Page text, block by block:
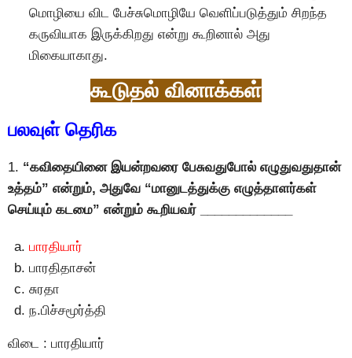
மொழியை விட பேச்சுமொழியே வெளிப்படுத்தும் சிறந்த
கருவியாக இருக்கிறது என்று கூறினால் அது
மிகையாகாது.
கூடுதல் வினாக்கள்
பலவுள் தெரிக
1. “கவிதையினை இயன்றவரை பேசுவதுபோல் எழுதுவதுதான்
உத்தம்” என்றும், அதுவே “மானுடத்துக்கு எழுத்தாளர்கள்
செய்யும் கடமை” என்றும் கூறியவர் _____________
பாரதியார்
பாரதிதாசன்
சுரதா
ந.பிச்சமூர்த்தி
விடை : பாரதியார்